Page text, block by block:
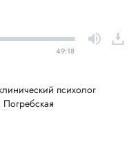
49:18
психолог
Погребская